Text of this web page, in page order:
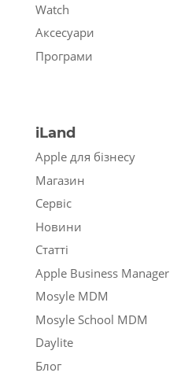
Watch
Аксесуари
Програми
iLand
Apple для бізнесу
Магазин
Сервіс
Новини
Статті
Apple Business Manager
Mosyle MDM
Mosyle School MDM
Daylite
Блог